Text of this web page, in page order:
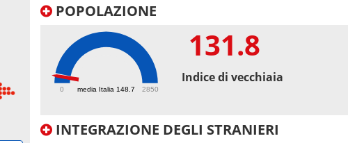
POPOLAZIONE
media Italia 148.7
0 2850
131.8
Indice di vecchiaia
INTEGRAZIONE DEGLI STRANIERI